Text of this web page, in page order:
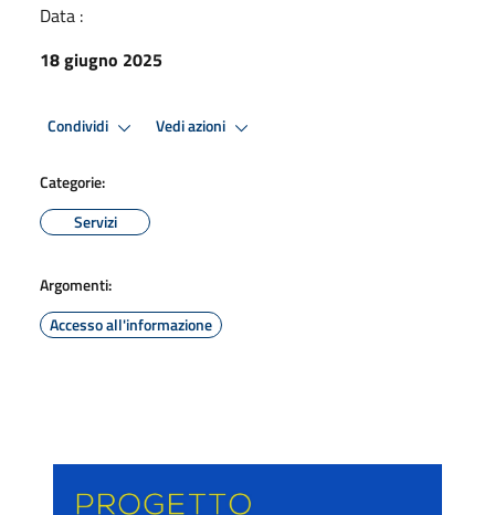
Data :
18 giugno 2025
Condividi Vedi azioni
Categorie:
Servizi
Argomenti:
Accesso all'informazione